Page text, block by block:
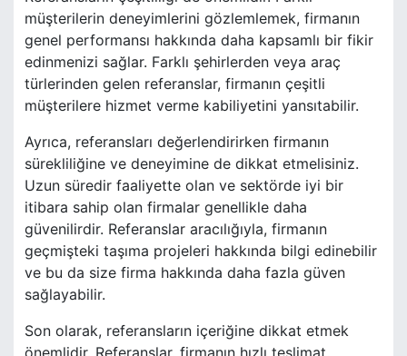
müşterilerin deneyimlerini gözlemlemek, firmanın
genel performansı hakkında daha kapsamlı bir fikir
edinmenizi sağlar. Farklı şehirlerden veya araç
türlerinden gelen referanslar, firmanın çeşitli
müşterilere hizmet verme kabiliyetini yansıtabilir.
Ayrıca, referansları değerlendirirken firmanın
sürekliliğine ve deneyimine de dikkat etmelisiniz.
Uzun süredir faaliyette olan ve sektörde iyi bir
itibara sahip olan firmalar genellikle daha
güvenilirdir. Referanslar aracılığıyla, firmanın
geçmişteki taşıma projeleri hakkında bilgi edinebilir
ve bu da size firma hakkında daha fazla güven
sağlayabilir.
Son olarak, referansların içeriğine dikkat etmek